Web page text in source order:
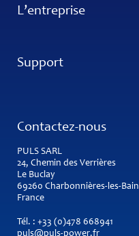
L’entreprise
Support
Contactez-nous
PULS SARL
24, Chemin des Verrières
Le Buclay
69260 Charbonnières-les-
France
Tél. : +33 (0)478 668941